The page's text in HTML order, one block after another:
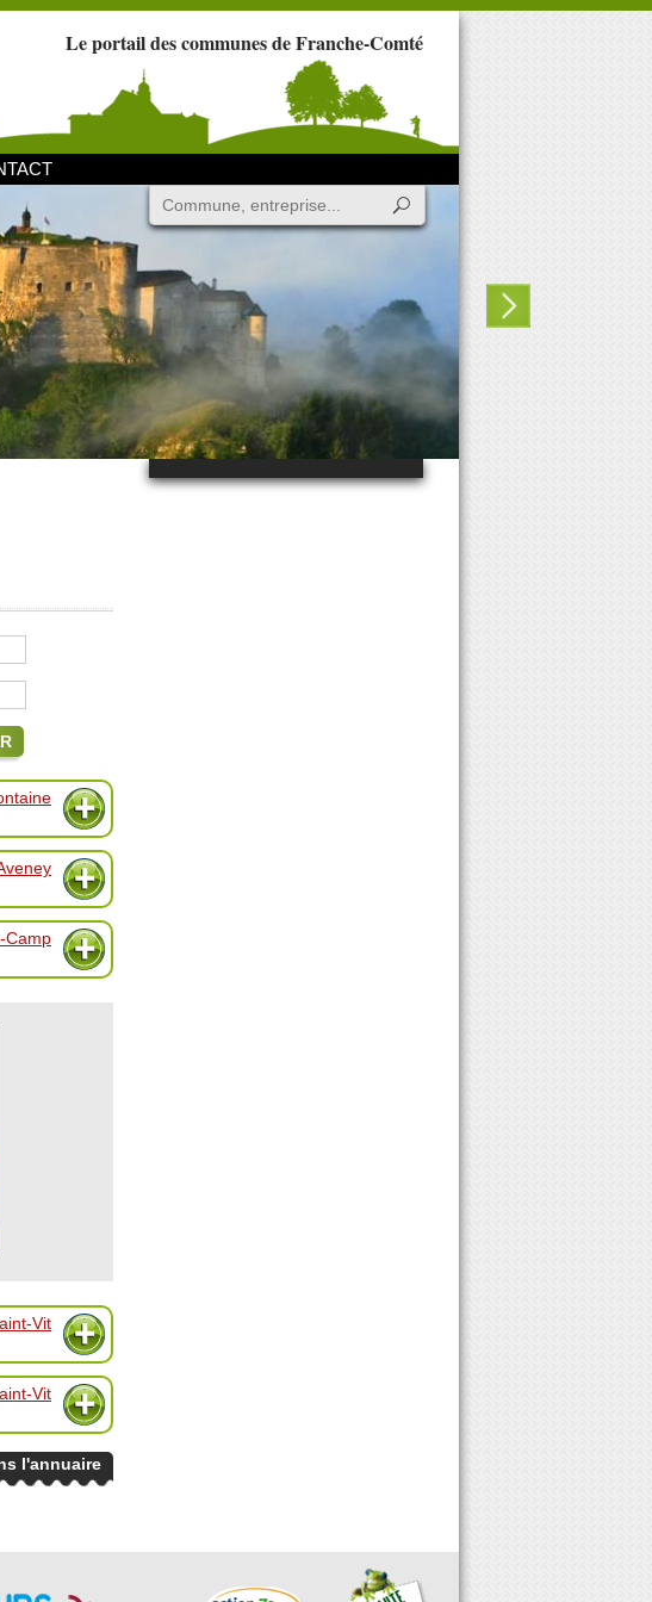
Le portail des communes de Franche-Comté
Camp
Vit
Vit
l'annuaire